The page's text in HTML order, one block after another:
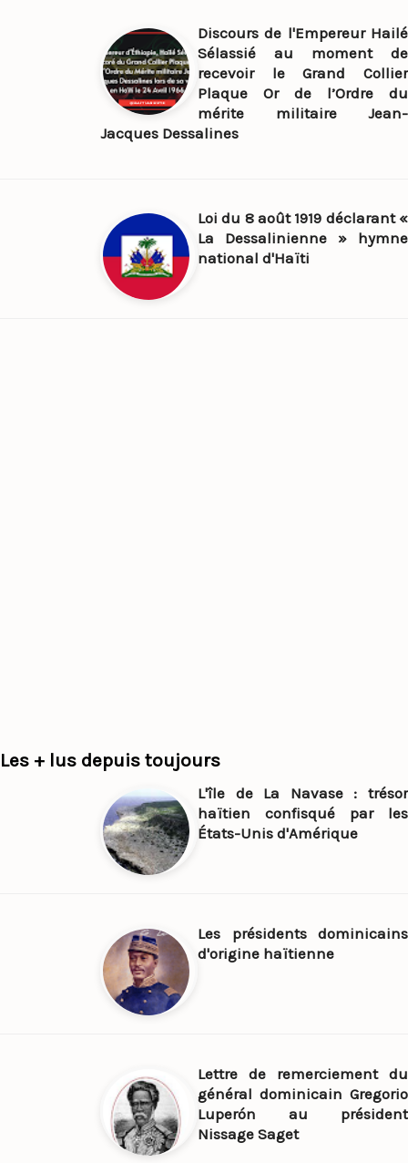
Discours de l'Empereur Hailé
Sélassié au moment de
recevoir le Grand Collier
Plaque Or de l’Ordre du
mérite militaire Jean-
Jacques Dessalines
Loi du 8 août 1919 déclarant «
La Dessalinienne » hymne
national d'Haïti
Les + lus depuis toujours
L'île de La Navase : trésor
haïtien confisqué par les
États-Unis d'Amérique
Les présidents dominicains
d'origine haïtienne
Lettre de remerciement du
général dominicain Gregorio
Luperón au président
Nissage Saget